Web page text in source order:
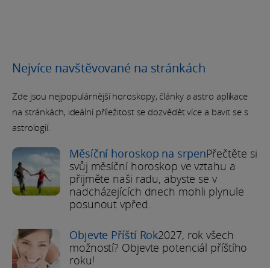
Nejvíce navštěvované na stránkách
Zde jsou nejpopulárnější horoskopy, články a astro aplikace
na stránkách, ideální příležitost se dozvědět více a bavit se s
astrologií.
Měsíční horoskop na srpenPřečtěte si
svůj měsíční horoskop ve vztahu a
přijměte naši radu, abyste se v
nadcházejících dnech mohli plynule
posunout vpřed.
Objevte Příští Rok2027, rok všech
možností? Objevte potenciál příštího
roku!